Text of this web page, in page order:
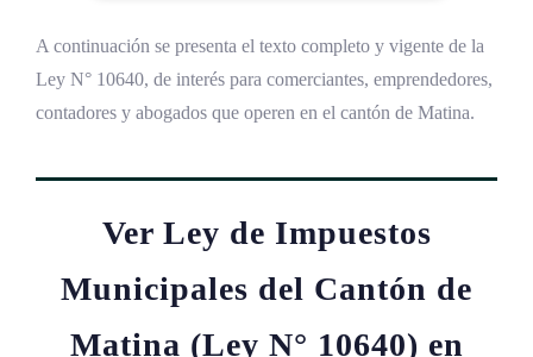
A continuación se presenta el texto completo y vigente de la
Ley N° 10640, de interés para comerciantes, emprendedores,
contadores y abogados que operen en el cantón de Matina.
Ver Ley de Impuestos
Municipales del Cantón de
Matina (Ley N° 10640) en